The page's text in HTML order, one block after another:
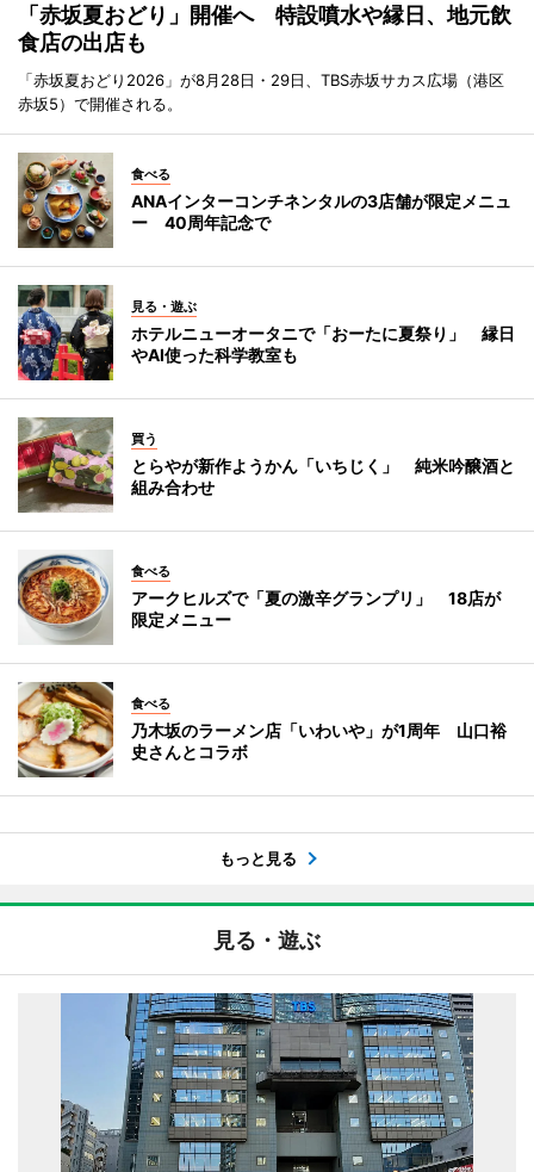
「赤坂夏おどり」開催へ 特設噴水や縁日、地元飲
食店の出店も
「赤坂夏おどり2026」が8月28日・29日、TBS赤坂サカス広場（港区
赤坂5）で開催される。
食べる
ANAインターコンチネンタルの3店舗が限定メニュ
ー 40周年記念で
見る・遊ぶ
ホテルニューオータニで「おーたに夏祭り」 縁日
やAI使った科学教室も
買う
とらやが新作ようかん「いちじく」 純米吟醸酒と
組み合わせ
食べる
アークヒルズで「夏の激辛グランプリ」 18店が
限定メニュー
食べる
乃木坂のラーメン店「いわいや」が1周年 山口裕
史さんとコラボ
もっと見る
見る・遊ぶ